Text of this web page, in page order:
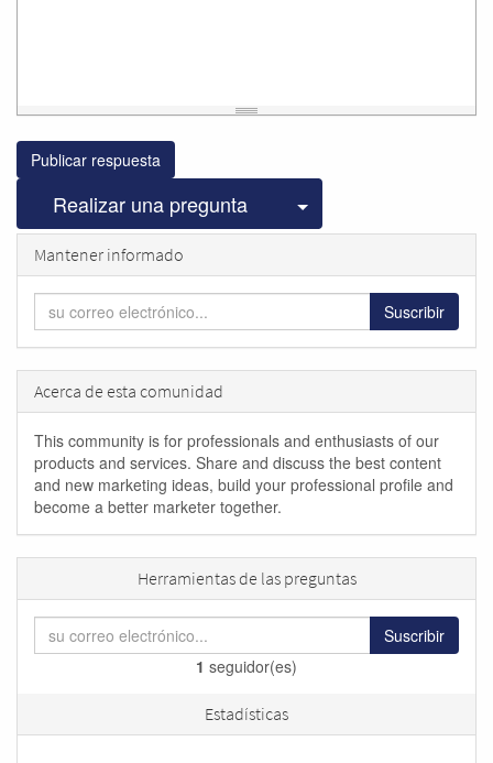
Publicar respuesta
Realizar una pregunta Seleccionar
Mantener informado
Suscribir
Acerca de esta comunidad
This community is for professionals and enthusiasts of our
products and services. Share and discuss the best content
and new marketing ideas, build your professional profile and
become a better marketer together.
Herramientas de las preguntas
Suscribir
1 seguidor(es)
Estadísticas